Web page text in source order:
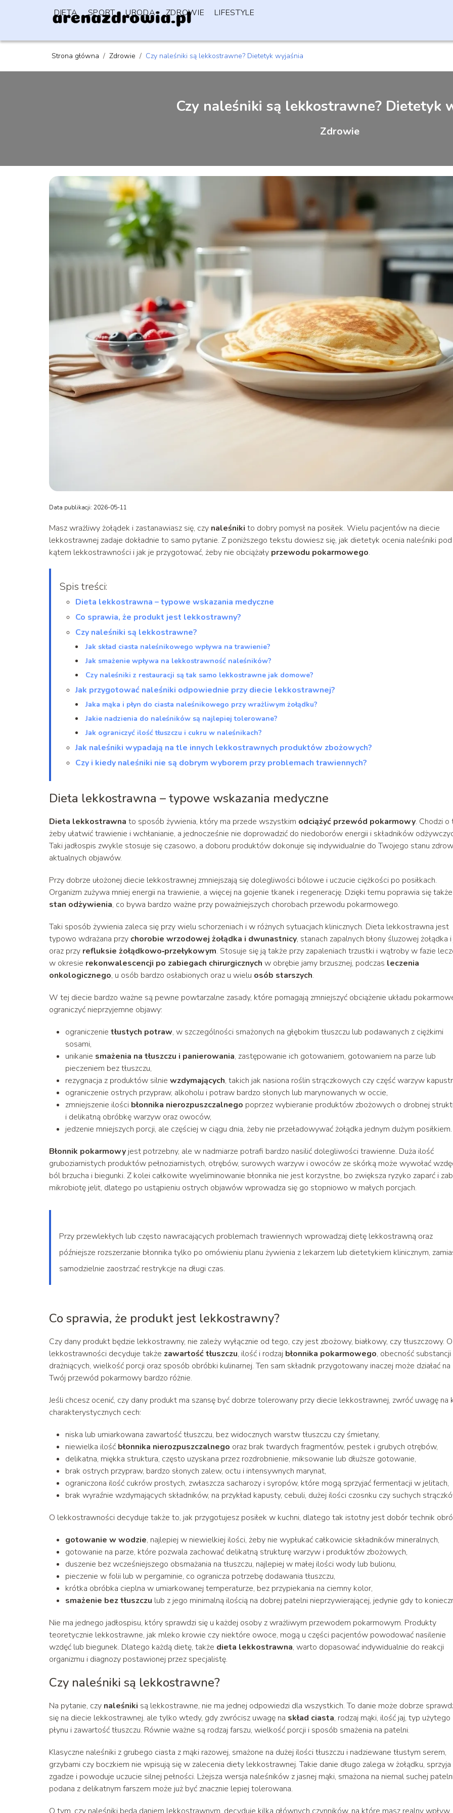
DIETA SPORT URODA ZDROWIE LIFESTYLE
Strona główna / Zdrowie / Czy naleśniki są lekkostrawne? Dietetyk wyjaśnia
Czy naleśniki są lekkostrawne? Dietetyk
Zdrowie
Data publikacji: 2026-05-11
Masz wrażliwy żołądek i zastanawiasz się, czy naleśniki to dobry pomysł na posiłek. Wielu pacjentów na diecie
lekkostrawnej zadaje dokładnie to samo pytanie. Z poniższego tekstu dowiesz się, jak dietetyk ocenia naleśniki pod
kątem lekkostrawności i jak je przygotować, żeby nie obciążały przewodu pokarmowego.
Spis treści:
Dieta lekkostrawna – typowe wskazania medyczne
Co sprawia, że produkt jest lekkostrawny?
Czy naleśniki są lekkostrawne?
Jak skład ciasta naleśnikowego wpływa na trawienie?
Jak smażenie wpływa na lekkostrawność naleśników?
Czy naleśniki z restauracji są tak samo lekkostrawne jak domowe?
Jak przygotować naleśniki odpowiednie przy diecie lekkostrawnej?
Jaka mąka i płyn do ciasta naleśnikowego przy wrażliwym żołądku?
Jakie nadzienia do naleśników są najlepiej tolerowane?
Jak ograniczyć ilość tłuszczu i cukru w naleśnikach?
Jak naleśniki wypadają na tle innych lekkostrawnych produktów zbożowych?
Czy i kiedy naleśniki nie są dobrym wyborem przy problemach trawiennych?
Dieta lekkostrawna – typowe wskazania medyczne
Dieta lekkostrawna to sposób żywienia, który ma przede wszystkim odciążyć przewód pokarmowy. Chodzi o
żeby ułatwić trawienie i wchłanianie, a jednocześnie nie doprowadzić do niedoborów energii i składników
Taki jadłospis zwykle stosuje się czasowo, a doboru produktów dokonuje się indywidualnie do Twojego stanu
aktualnych objawów.
Przy dobrze ułożonej diecie lekkostrawnej zmniejszają się dolegliwości bólowe i uczucie ciężkości po posiłkach.
Organizm zużywa mniej energii na trawienie, a więcej na gojenie tkanek i regenerację. Dzięki temu poprawia się także
stan odżywienia, co bywa bardzo ważne przy poważniejszych chorobach przewodu pokarmowego.
Taki sposób żywienia zaleca się przy wielu schorzeniach i w różnych sytuacjach klinicznych. Dieta lekkostrawna jest
typowo wdrażana przy chorobie wrzodowej żołądka i dwunastnicy, stanach zapalnych błony śluzowej żołądka
oraz przy refluksie żołądkowo‑przełykowym. Stosuje się ją także przy zapaleniach trzustki i wątroby w fazie
w okresie rekonwalescencji po zabiegach chirurgicznych w obrębie jamy brzusznej, podczas leczenia
onkologicznego, u osób bardzo osłabionych oraz u wielu osób starszych.
W tej diecie bardzo ważne są pewne powtarzalne zasady, które pomagają zmniejszyć obciążenie układu
ograniczyć nieprzyjemne objawy:
ograniczenie tłustych potraw, w szczególności smażonych na głębokim tłuszczu lub podawanych z ciężkimi
sosami,
unikanie smażenia na tłuszczu i panierowania, zastępowanie ich gotowaniem, gotowaniem na parze lub
pieczeniem bez tłuszczu,
rezygnacja z produktów silnie wzdymających, takich jak nasiona roślin strączkowych czy część warzyw
ograniczenie ostrych przypraw, alkoholu i potraw bardzo słonych lub marynowanych w occie,
zmniejszenie ilości błonnika nierozpuszczalnego poprzez wybieranie produktów zbożowych o drobnej
i delikatną obróbkę warzyw oraz owoców,
jedzenie mniejszych porcji, ale częściej w ciągu dnia, żeby nie przeładowywać żołądka jednym dużym posiłkiem.
Błonnik pokarmowy jest potrzebny, ale w nadmiarze potrafi bardzo nasilić dolegliwości trawienne. Duża ilość
gruboziarnistych produktów pełnoziarnistych, otrębów, surowych warzyw i owoców ze skórką może wywołać
ból brzucha i biegunki. Z kolei całkowite wyeliminowanie błonnika nie jest korzystne, bo zwiększa ryzyko zaparć i
mikrobiotę jelit, dlatego po ustąpieniu ostrych objawów wprowadza się go stopniowo w małych porcjach.
Przy przewlekłych lub często nawracających problemach trawiennych wprowadzaj dietę lekkostrawną oraz
późniejsze rozszerzanie błonnika tylko po omówieniu planu żywienia z lekarzem lub dietetykiem klinicznym,
samodzielnie zaostrzać restrykcje na długi czas.
Co sprawia, że produkt jest lekkostrawny?
Czy dany produkt będzie lekkostrawny, nie zależy wyłącznie od tego, czy jest zbożowy, białkowy, czy tłuszczowy. O
lekkostrawności decyduje także zawartość tłuszczu, ilość i rodzaj błonnika pokarmowego, obecność substancji
drażniących, wielkość porcji oraz sposób obróbki kulinarnej. Ten sam składnik przygotowany inaczej może działać na
Twój przewód pokarmowy bardzo różnie.
Jeśli chcesz ocenić, czy dany produkt ma szansę być dobrze tolerowany przy diecie lekkostrawnej, zwróć uwagę na
charakterystycznych cech:
niska lub umiarkowana zawartość tłuszczu, bez widocznych warstw tłuszczu czy śmietany,
niewielka ilość błonnika nierozpuszczalnego oraz brak twardych fragmentów, pestek i grubych otrębów,
delikatna, miękka struktura, często uzyskana przez rozdrobnienie, miksowanie lub dłuższe gotowanie,
brak ostrych przypraw, bardzo słonych zalew, octu i intensywnych marynat,
ograniczona ilość cukrów prostych, zwłaszcza sacharozy i syropów, które mogą sprzyjać fermentacji w jelitach,
brak wyraźnie wzdymających składników, na przykład kapusty, cebuli, dużej ilości czosnku czy suchych
O lekkostrawności decyduje także to, jak przygotujesz posiłek w kuchni, dlatego tak istotny jest dobór technik
gotowanie w wodzie, najlepiej w niewielkiej ilości, żeby nie wypłukać całkowicie składników mineralnych,
gotowanie na parze, które pozwala zachować delikatną strukturę warzyw i produktów zbożowych,
duszenie bez wcześniejszego obsmażania na tłuszczu, najlepiej w małej ilości wody lub bulionu,
pieczenie w folii lub w pergaminie, co ogranicza potrzebę dodawania tłuszczu,
krótka obróbka cieplna w umiarkowanej temperaturze, bez przypiekania na ciemny kolor,
smażenie bez tłuszczu lub z jego minimalną ilością na dobrej patelni nieprzywierającej, jedynie gdy to
Nie ma jednego jadłospisu, który sprawdzi się u każdej osoby z wrażliwym przewodem pokarmowym. Produkty
teoretycznie lekkostrawne, jak mleko krowie czy niektóre owoce, mogą u części pacjentów powodować nasilenie
wzdęć lub biegunek. Dlatego każdą dietę, także dieta lekkostrawna, warto dopasować indywidualnie do reakcji
organizmu i diagnozy postawionej przez specjalistę.
Czy naleśniki są lekkostrawne?
Na pytanie, czy naleśniki są lekkostrawne, nie ma jednej odpowiedzi dla wszystkich. To danie może dobrze
się na diecie lekkostrawnej, ale tylko wtedy, gdy zwrócisz uwagę na skład ciasta, rodzaj mąki, ilość jaj, typ użytego
płynu i zawartość tłuszczu. Równie ważne są rodzaj farszu, wielkość porcji i sposób smażenia na patelni.
Klasyczne naleśniki z grubego ciasta z mąki razowej, smażone na dużej ilości tłuszczu i nadziewane tłustym serem,
grzybami czy boczkiem nie wpisują się w zalecenia diety lekkostrawnej. Takie danie długo zalega w żołądku, sprzyja
zgadze i powoduje uczucie silnej pełności. Lżejsza wersja naleśników z jasnej mąki, smażona na niemal suchej
podana z delikatnym farszem może już być znacznie lepiej tolerowana.